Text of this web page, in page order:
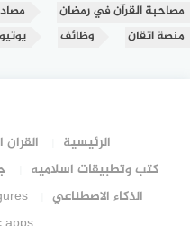
مصاحبة القرآن في رمضان
منصة اتقان
وظائف
الرئيسية
كتب وتطبيقات اسلاميه
الذكاء الاصطناعي